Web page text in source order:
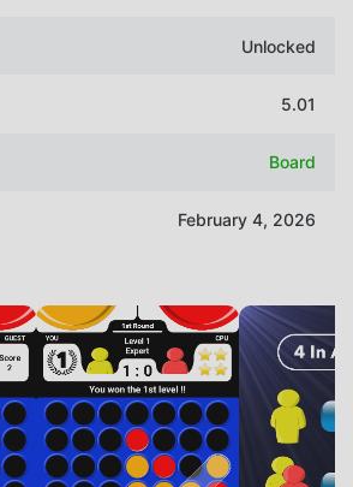
Unlocked
5.01
Board
February 4, 2026